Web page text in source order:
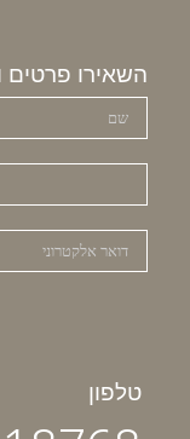
השאירו פרטים
טלפון